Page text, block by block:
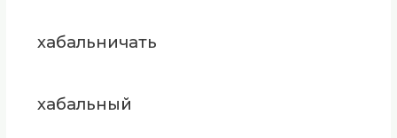
хабальничать
хабальный